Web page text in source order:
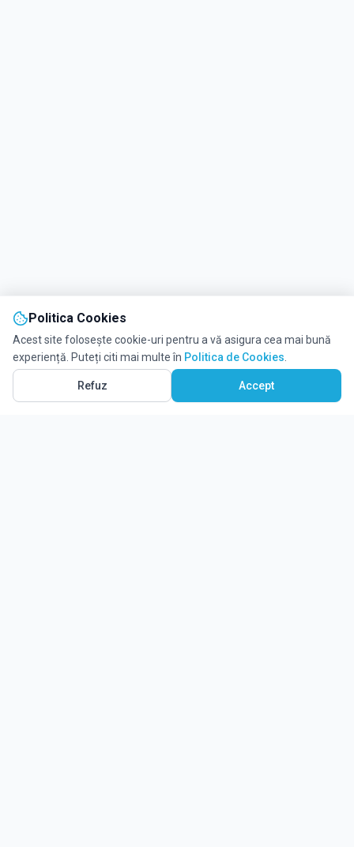
Politica Cookies
Acest site folosește cookie-uri pentru a vă asigura cea mai bună
experiență. Puteți citi mai multe în Politica de Cookies
Refuz Accept